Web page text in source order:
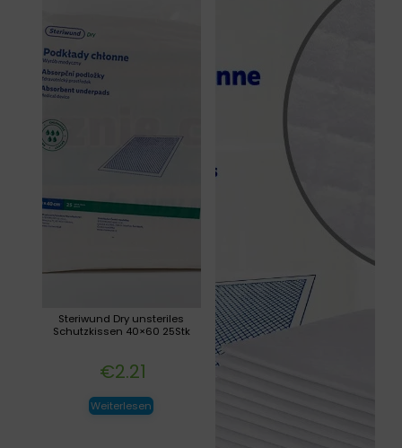
Steriwund Dry unsteriles
Schutzkissen 40×60 25Stk
€2.21
Weiterlesen